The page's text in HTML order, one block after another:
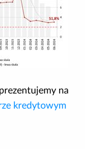
na
kredytowym